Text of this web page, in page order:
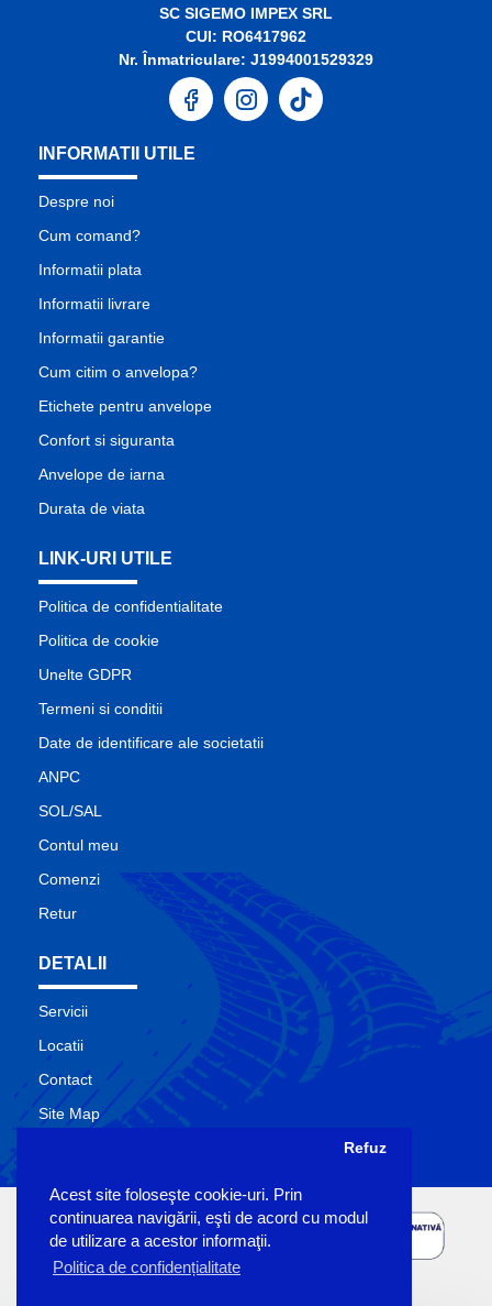
Acest site foloseşte cookie-uri. Prin
continuarea navigării, eşti de acord cu modul
de utilizare a acestor informaţii.
Politica de confidențialitate
Refuz
SC SIGEMO IMPEX SRL
CUI: RO6417962
Nr. Înmatriculare: J1994001529329
INFORMATII UTILE
Despre noi
Cum comand?
Informatii plata
Informatii livrare
Informatii garantie
Cum citim o anvelopa?
Etichete pentru anvelope
Confort si siguranta
Anvelope de iarna
Durata de viata
LINK-URI UTILE
Politica de confidentialitate
Politica de cookie
Unelte GDPR
Termeni si conditii
Date de identificare ale societatii
ANPC
SOL/SAL
Contul meu
Comenzi
Retur
DETALII
Servicii
Locatii
Contact
Site Map